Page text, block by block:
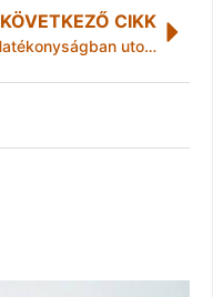
KÖVETKEZŐ CIKK
Hatékonyságban utolsó a magyar munkaerőpiac